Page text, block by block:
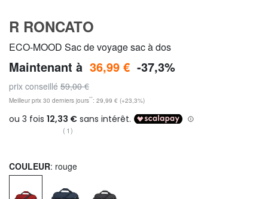
R RONCATO
ECO-MOOD Sac de voyage sac à dos
Maintenant à 36,99 € -37,3%
prix conseillé 59,00 €
Meilleur prix 30 derniers jours**: 29,99 € (+23,3%)
(1)
COULEUR: rouge